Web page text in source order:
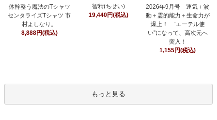
体幹整う魔法のTシャツ
センタライズTシャツ 市
村よしなり。
8,888円(税込)
智精(ちせい)
19,440円(税込)
2026年9月号 運気＋波
動＋霊的能力＋生命力が
爆上！ “エーテル使
い”になって、高次元へ
突入！
1,155円(税込)
もっと見る